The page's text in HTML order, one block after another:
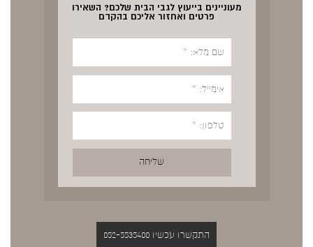
מעוניינים בייעוץ לגבי הבית שלכם? השאירו
פרטים ואחזור אליכם בהקדם
התקשרו עכשיו 052-5535400